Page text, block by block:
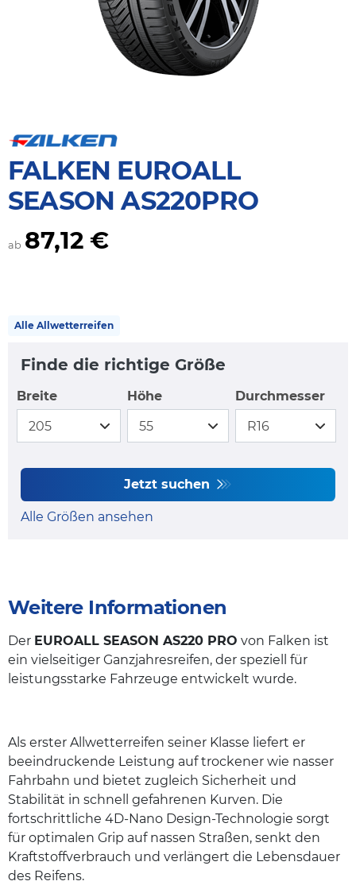
FALKEN EUROALL
SEASON AS220PRO
ab 87,12 €
Alle Allwetterreifen
Finde die richtige Größe
Breite Höhe Durchmesser
Jetzt suchen
Alle Größen ansehen
Weitere Informationen
Der EUROALL SEASON AS220 PRO von Falken ist
ein vielseitiger Ganzjahresreifen, der speziell für
leistungsstarke Fahrzeuge entwickelt wurde.
Als erster Allwetterreifen seiner Klasse liefert er
beeindruckende Leistung auf trockener wie nasser
Fahrbahn und bietet zugleich Sicherheit und
Stabilität in schnell gefahrenen Kurven. Die
fortschrittliche 4D-Nano Design-Technologie sorgt
für optimalen Grip auf nassen Straßen, senkt den
Kraftstoffverbrauch und verlängert die Lebensdauer
des Reifens.